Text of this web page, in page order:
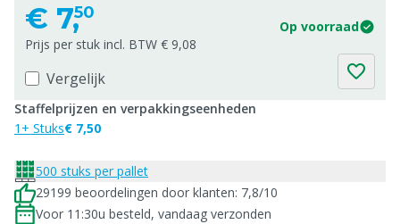
€ 7,50
Op voorraad
Prijs per stuk incl. BTW € 9,08
Vergelijk
Staffelprijzen en verpakkingseenheden
1+ Stuks€ 7,50
500 stuks per pallet
29199 beoordelingen door klanten: 7,8/10
Voor 11:30u besteld, vandaag verzonden